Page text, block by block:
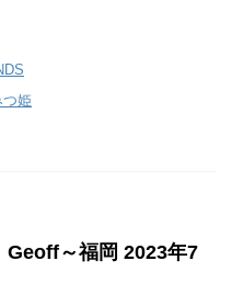
姫
Geoff～福岡 2023年7